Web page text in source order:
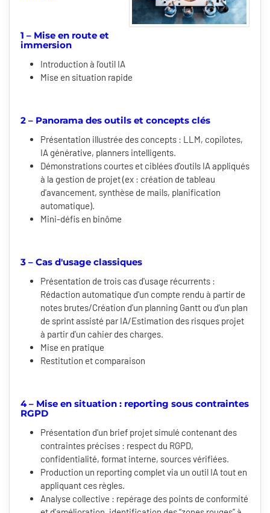
1 – Mise en route et
immersion
Introduction à l'outil IA
Mise en situation rapide
2 – Panorama des outils et concepts clés
Présentation illustrée des concepts : LLM, copilotes,
IA générative, planners intelligents.
Démonstrations courtes et ciblées d'outils IA appliqués
à la gestion de projet (ex : création de tableau
d'avancement, synthèse de mails, planification
automatique).
Mini-défis en binôme
3 – Cas d'usage classiques
Présentation de trois cas d'usage récurrents :
Rédaction automatique d'un compte rendu à partir de
notes brutes/Création d'un planning Gantt ou d'un plan
de sprint assisté par IA/Estimation des risques projet
à partir d'un cahier des charges.
Mise en pratique
Restitution et comparaison
4 – Mise en situation : reporting sous contraintes
RGPD
Présentation d'un brief projet simulé contenant des
contraintes précises : respect du RGPD,
confidentialité, format interne, sources vérifiées.
Production un reporting complet via un outil IA tout en
appliquant ces règles.
Analyse collective : repérage des points de conformité